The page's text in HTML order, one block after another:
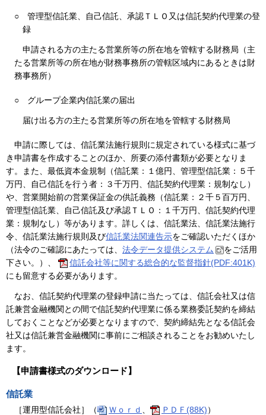
○
管理型信託業、自己信託、承認ＴＬＯ又は信託契約代理業の登
録
申請される方の主たる営業所等の所在地を管轄する財務局（主
たる営業所等の所在地が財務事務所の管轄区域内にあるときは財
務事務所）
○ グループ企業内信託業の届出
届け出る方の主たる営業所等の所在地を管轄する財務局
申請に際しては、信託業法施行規則に規定されている様式に基づ
き申請書を作成することのほか、所要の添付書類が必要となりま
す。また、最低資本金規制（信託業：１億円、管理型信託業：５千
万円、自己信託を行う者：３千万円、信託契約代理業：規制なし）
や、営業開始前の営業保証金の供託義務（信託業：２千５百万円、
管理型信託業、自己信託及び承認ＴＬＯ：１千万円、信託契約代理
業：規制なし）等があります。詳しくは、信託業法、信託業法施行
令、信託業法施行規則及び信託業法関連告示をご確認いただくほか
（法令のご確認にあたっては、 法令データ提供システム
をご活用
下さい。）、
信託会社等に関する総合的な監督指針(PDF:401K)
にも留意する必要があります。
なお、信託契約代理業の登録申請に当たっては、信託会社又は信
託兼営金融機関との間で信託契約代理業に係る業務委託契約を締結
しておくことなどが必要となりますので、契約締結先となる信託会
社又は信託兼営金融機関に事前にご相談されることをお勧めいたし
ます。
【申請書様式のダウンロード】
信託業
［運用型信託会社］（ Ｗｏｒｄ ＰＤＦ(88K)）